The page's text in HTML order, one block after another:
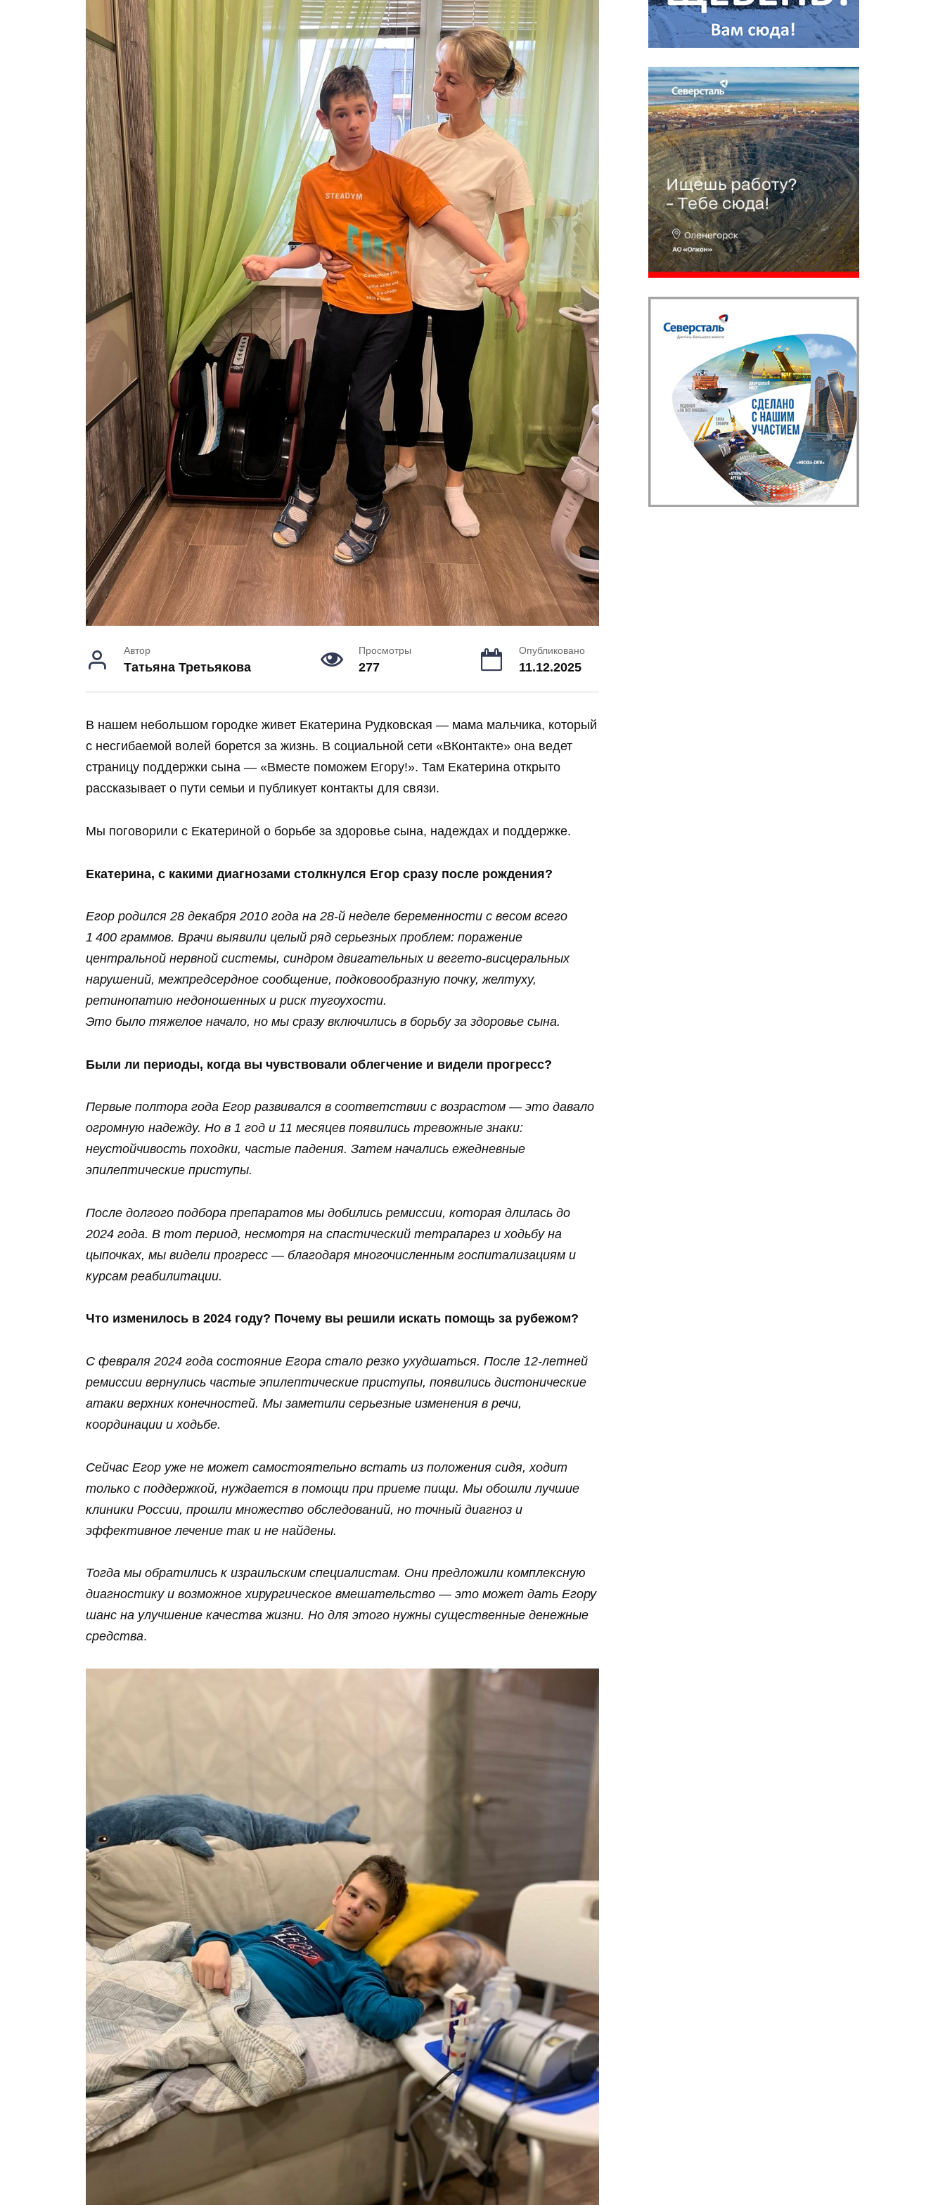
Автор
Татьяна Третьякова
Просмотры
277
Опубликовано
11.12.2025
В нашем небольшом городке живет Екатерина Рудковская — мама мальчика, который
с несгибаемой волей борется за жизнь. В социальной сети «ВКонтакте» она ведет
страницу поддержки сына — «Вместе поможем Егору!». Там Екатерина открыто
рассказывает о пути семьи и публикует контакты для связи.
Мы поговорили с Екатериной о борьбе за здоровье сына, надеждах и поддержке.
Екатерина, с какими диагнозами столкнулся Егор сразу после рождения?
Егор родился 28 декабря 2010 года на 28‑й неделе беременности с весом всего
1 400 граммов. Врачи выявили целый ряд серьезных проблем: поражение
центральной нервной системы, синдром двигательных и вегето‑висцеральных
нарушений, межпредсердное сообщение, подковообразную почку, желтуху,
ретинопатию недоношенных и риск тугоухости.
Это было тяжелое начало, но мы сразу включились в борьбу за здоровье сына.
Были ли периоды, когда вы чувствовали облегчение и видели прогресс?
Первые полтора года Егор развивался в соответствии с возрастом — это давало
огромную надежду. Но в 1 год и 11 месяцев появились тревожные знаки:
неустойчивость походки, частые падения. Затем начались ежедневные
эпилептические приступы.
После долгого подбора препаратов мы добились ремиссии, которая длилась до
2024 года. В тот период, несмотря на спастический тетрапарез и ходьбу на
цыпочках, мы видели прогресс — благодаря многочисленным госпитализациям и
курсам реабилитации.
Что изменилось в 2024 году? Почему вы решили искать помощь за рубежом?
С февраля 2024 года состояние Егора стало резко ухудшаться. После 12‑летней
ремиссии вернулись частые эпилептические приступы, появились дистонические
атаки верхних конечностей. Мы заметили серьезные изменения в речи,
координации и ходьбе.
Сейчас Егор уже не может самостоятельно встать из положения сидя, ходит
только с поддержкой, нуждается в помощи при приеме пищи. Мы обошли лучшие
клиники России, прошли множество обследований, но точный диагноз и
эффективное лечение так и не найдены.
Тогда мы обратились к израильским специалистам. Они предложили комплексную
диагностику и возможное хирургическое вмешательство — это может дать Егору
шанс на улучшение качества жизни. Но для этого нужны существенные денежные
средства.